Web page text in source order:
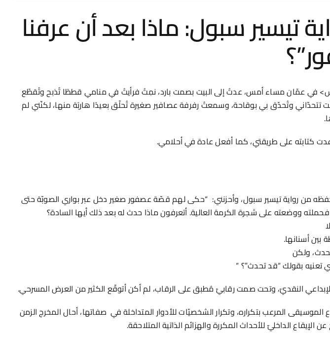
تيسير سبول: ماذا بعد أن عرفنا
في عمّان مساء أمس، عدتُ إلى البيت بصمت بارد، نمِتُ فرأيتُ في منامي قططًا تُذبح وتُقطّع
وتُحدّق بي بوقاحة، وسمعتُ رفرفة عصافير صغيرة تُحلّق بعيدًا هاربًة منها، لكنّني لم
كتابته على طريقتي، كما أفعل عادة في أحلامي.
رواية تيسير سبول، وأحزنني: “حكى لهم قصّة عصفور صغير دخل عبر بواري الصوبّة حتى
ووضعته على شجرة الكرمة العالية. أتعرفون ماذا حدث له بعد ذلك أيها السادة؟
أسنانها.
ولكن
بقولك “قد تحدث”؟ “
النقديّ، وتحت صمت رقابيّ مُطبق على الرقاب، لم أكن أتوقّع الكثير من العرض المسرحي.
المرعب بتكراره، وتكرار الشخصيّات للأدوار المتداخلة في صفاتها، أحال المخرج الزمن
الداخليّ للأحداث المكررة والهزائم الذاتية المتلاحقة.